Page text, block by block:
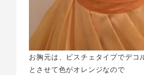
お胸元は、ビスチェタイプでデコ
とさせて色がオレンジなので